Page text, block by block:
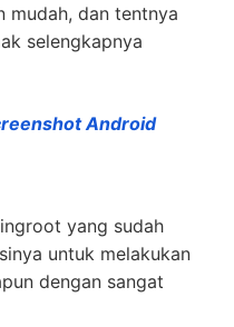
mudah, dan tentnya
selengkapnya
Android
yang sudah
untuk melakukan
dengan sangat